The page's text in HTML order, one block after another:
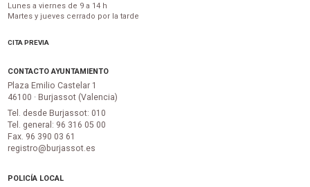
Lunes a viernes de 9 a 14 h
Martes y jueves cerrado por la tarde
CITA PREVIA
CONTACTO AYUNTAMIENTO
Plaza Emilio Castelar 1
46100 · Burjassot (Valencia)
Tel. desde Burjassot: 010
Tel. general: 96 316 05 00
Fax. 96 390 03 61
registro@burjassot.es
POLICÍA LOCAL